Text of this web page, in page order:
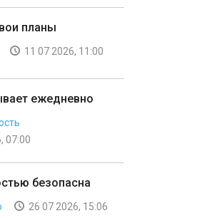
планы
11 07 2026, 11:00
ежедневно
07:00
безопасна
26 07 2026, 15:06